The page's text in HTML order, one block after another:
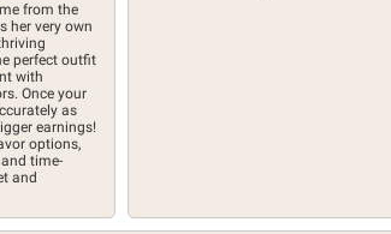
from the
her very own
perfect outfit
with
Once your
as
earnings!
options,
time-
and